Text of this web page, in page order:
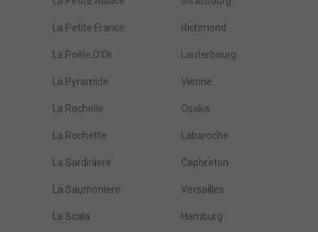
La Petite France Richmond
La Poêle D'Or Lauterbourg
La Pyramide Vienne
La Rochelle Osaka
La Rochette Labaroche
La Sardiniere Capbreton
La Saumoniere Versailles
La Scala Hamburg